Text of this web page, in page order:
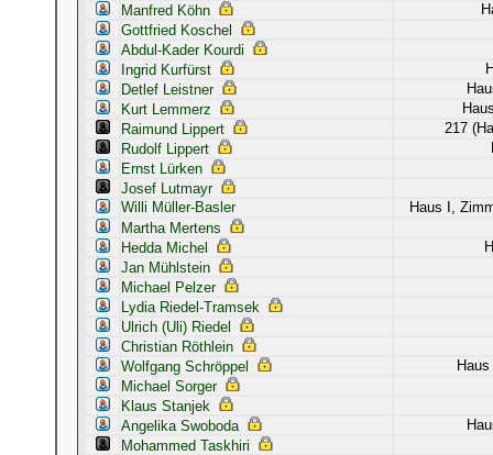
Manfred Köhn
Gottfried Koschel
Abdul-Kader Kourdi
Ingrid Kurfürst
Detlef Leistner
Kurt Lemmerz
Raimund Lippert
217
Rudolf Lippert
Ernst Lürken
Josef Lutmayr
Willi Müller-Basler
Haus I,
Martha Mertens
Hedda Michel
Jan Mühlstein
Michael Pelzer
Lydia Riedel-Tramsek
Ulrich (Uli) Riedel
Christian Röthlein
Wolfgang Schröppel
Michael Sorger
Klaus Stanjek
Angelika Swoboda
Mohammed Taskhiri